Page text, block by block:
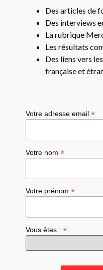
Des articles de
Des interviews
La rubrique
Les résultats
Des liens vers
française et
Votre adresse email*
Votre nom*
Votre prénom*
Vous êtes :*